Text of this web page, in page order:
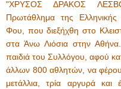
"ΧΡΥΣΟΣ ΔΡΑΚΟΣ
Πρωτάθλημα της
Φου, που διεξήχθη στο
στα Άνω Λιόσια στην Αθήνα.
παιδιά του Συλλόγου, αφού
άλλων 800 αθλητών, να
μετάλλια, τρία αργυρά και